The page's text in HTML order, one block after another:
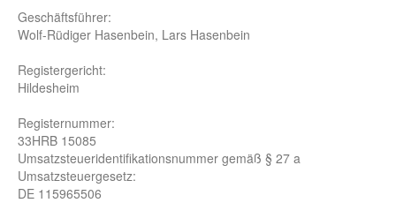
Geschäftsführer:
Wolf-Rüdiger Hasenbein, Lars Hasenbein
Registergericht:
Hildesheim
Registernummer:
33HRB 15085
Umsatzsteueridentifikationsnummer gemäß § 27 a
Umsatzsteuergesetz:
DE 115965506